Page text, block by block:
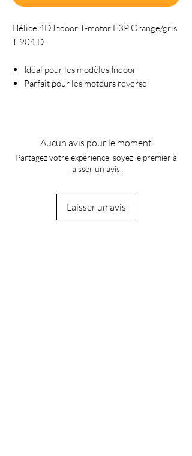
Hélice 4D Indoor T-motor F3P Orange/gris
T 904 D
Idéal pour les modèles Indoor
Parfait pour les moteurs reverse
Aucun avis pour le moment
Partagez votre expérience, soyez le premier à
laisser un avis.
Laisser un avis